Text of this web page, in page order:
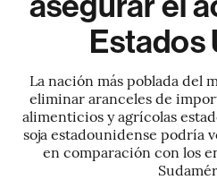
Estados
La nación más poblada del
eliminar aranceles de
alimenticios y agrícolas
soja estadounidense podría
en comparación con los